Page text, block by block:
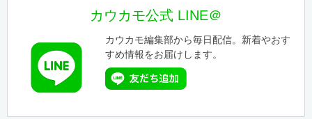
カウカモ公式 LINE＠
カウカモ編集部から毎日配信。新着やおす
すめ情報をお届けします。